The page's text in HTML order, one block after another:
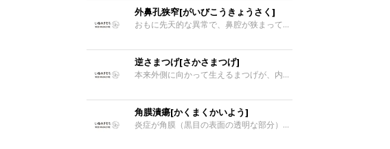
できる場所によって、膀胱結石、尿道結
石、尿管結石と呼ばれたり、総称として尿
痛みのせいで排尿姿勢をとっても尿が出に
くいのが代表的な症状。また、尿路に細菌
感染を併発し、頻尿や血尿の原因になる場
路閉塞を起こすこともあり、放置すると急
性腎不全となり、早急に治療しないと命に
かかわります。
外鼻孔狭窄[がいびこうきょうさく]
おもに先天的な異常で、鼻腔が狭まってい
どの短頭種に多く、いびきのような音のあ
る呼吸をしていたら鼻腔狭窄の可能性が。
逆さまつげ[さかさまつげ]
本来外側に向かって生えるまつげが、内側
激するので犬が違和感を覚えて、前足で目
をこするしぐさをしやすいです。涙や目ヤ
ニが多く出ることもあります。トイ・プー
角膜潰瘍[かくまくかいよう]
炎症が角膜（黒目の表面の透明な部分）の